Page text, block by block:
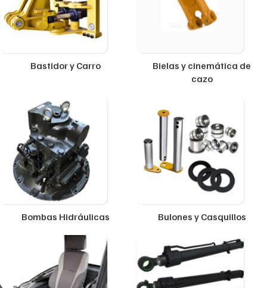
Bastidor y Carro
Bielas y cinemática de
cazo
Bombas Hidráulicas Bulones y Casquillos